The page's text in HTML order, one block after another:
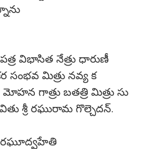
విభాసిత నేత్రు ధారుణీ
మిత్రు నవ్య క
మోహన గాత్రు బతత్రి మిత్రు సు
శ్రీ రఘురామ గొల్చెదన్.
రఘూద్వహేతి